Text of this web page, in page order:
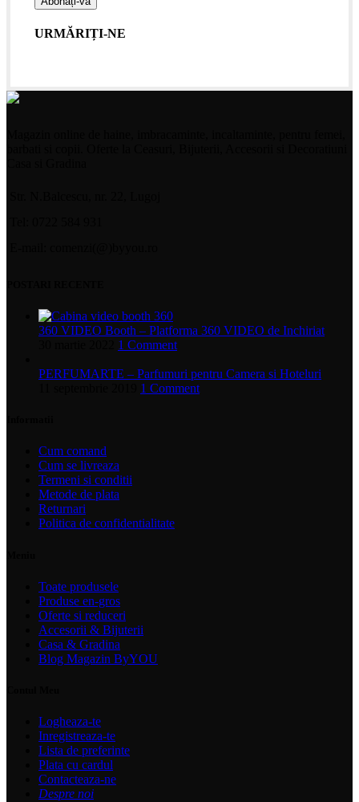
URMĂRIȚI-NE
360 VIDEO Booth – Platforma 360 VIDEO de Inchiriat
1 Comment
PERFUMARTE – Parfumuri pentru Camera si Hoteluri
1 Comment
Cum comand
Cum se livreaza
Termeni si conditii
Metode de plata
Returnari
Politica de confidentialitate
Toate produsele
Produse en-gros
Oferte si reduceri
Accesorii & Bijuterii
Casa & Gradina
Blog Magazin ByYOU
Logheaza-te
Inregistreaza-te
Lista de preferinte
Plata cu cardul
Contacteaza-ne
Despre noi